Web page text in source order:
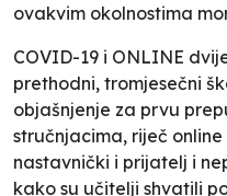
ovakvim okolnostima
COVID-19 i ONLINE
prethodni, tromjesečni
objašnjenje za prvu
stručnjacima, riječ online
nastavnički i prijatelj i
kako su učitelji shvatili